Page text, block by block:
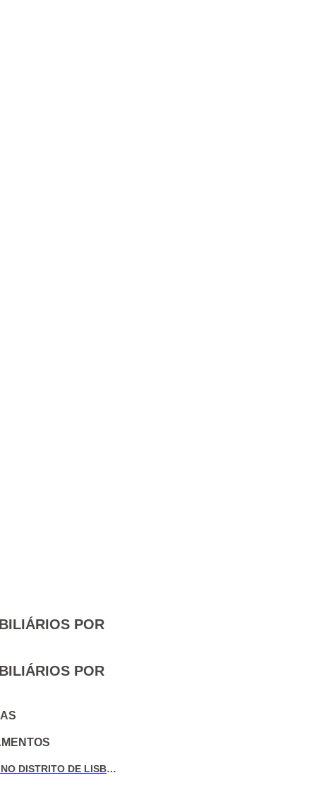
POR
POR
VENDA DE MORADIAS NO DISTRITO DE LISBOA